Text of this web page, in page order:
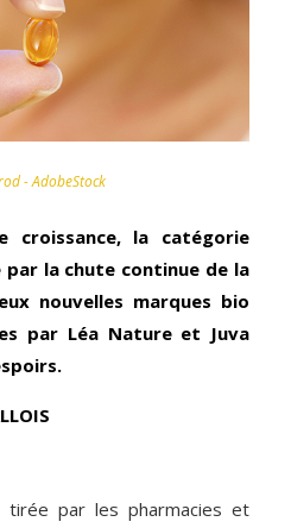
- AdobeStock
croissance, la catégorie
la chute continue de la
nouvelles marques bio
par Léa Nature et Juva
tirée par les pharmacies et